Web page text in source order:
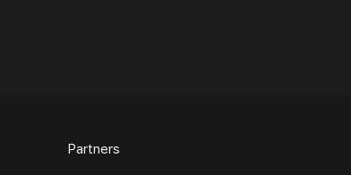
Partners